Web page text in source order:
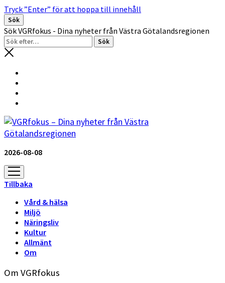
Tryck ”Enter” för att hoppa till innehåll
Sök
Sök VGRfokus - Dina nyheter från Västra Götalandsregionen
2026-08-08
öppna
meny
Tillbaka
Vård & hälsa
Miljö
Näringsliv
Kultur
Allmänt
Om
Om VGRfokus